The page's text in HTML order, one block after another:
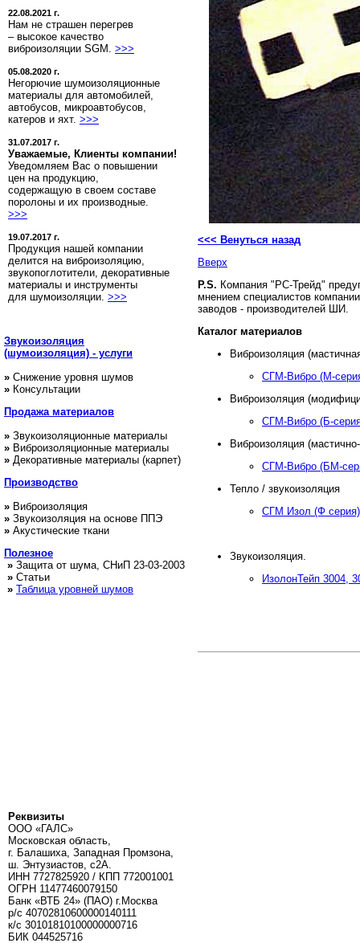
22.08.2021 г.
Нам не страшен перегрев
– высокое качество
виброизоляции SGM. >>>
05.08.2020 г.
Негорючие шумоизоляционные
материалы для автомобилей,
автобусов, микроавтобусов,
катеров и яхт. >>>
31.07.2017 г.
Уважаемые, Клиенты компании!
Уведомляем Вас о повышении
цен на продукцию,
содержащую в своем составе
поролоны и их производные.
>>>
19.07.2017 г.
Продукция нашей компании
делится на виброизоляцию,
звукопоглотители, декоративные
материалы и инструменты
для шумоизоляции. >>>
Звукоизоляция
(шумоизоляция) - услуги
» Снижение уровня шумов
» Консультации
Продажаматериалов
» Звукоизоляционные материалы
» Виброизоляционные материалы
» Декоративные материалы (карпет)
Производство
» Виброизоляция
» Звукоизоляция на основе ППЭ
» Акустические ткани
Полезное
» Защита от шума, СНиП 23-03-2003
» Статьи
» Таблица уровней шумов
Реквизиты
ООО «ГАЛС»
Московская область,
г. Балашиха, Западная Промзона,
ш. Энтузиастов, с2А.
ИНН 7727825920 / КПП 772001001
ОГРН 11477460079150
Банк «ВТБ 24» (ПАО) г.Москва
р/с 40702810600000140111
к/c 30101810100000000716
БИК 044525716
<<< Венуться назад
Вверх
P.S. Компания "РС-Трейд"
мнением специалистов
заводов - производителей ШИ.
Каталог материалов
Виброизоляция
СГМ-Вибро (М-
Виброизоляция
СГМ-Вибро (Б-
Виброизоляция
СГМ-Вибро (БМ-
Тепло / звукоизоляция
СГМ Изол (Ф серия)
Звукоизоляция.
ИзолонТейп 3004,